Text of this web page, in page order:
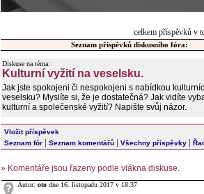
celkem příspěvků v
Seznam příspěvků diskusního fóra:
Diskuse na téma:
Kulturní vyžití na veselsku.
Jak jste spokojeni či nespokojeni s nabídkou
veselsku? Myslíte si, že je dostatečná? Jak vidíte
kulturní a společenské vyžití? Napište svůj názor.
Vložit příspěvek
Seznam fór | Seznam komentářů | Všechny příspěvky |
» Komentáře jsou řazeny podle vlákna diskuse.
Autor: oto dne 16. listopadu 2017 v 18:37